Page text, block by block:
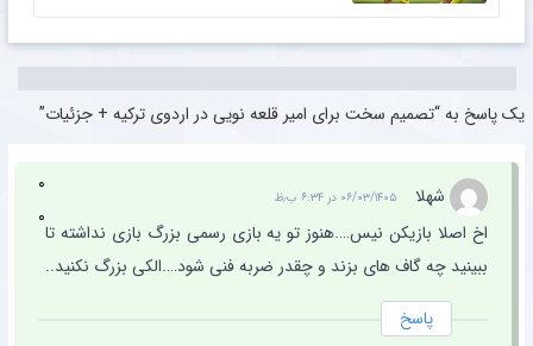
یک پاسخ به “تصمیم سخت برای امیر قلعه نویی در اردوی ترکیه + جزئیات”
شهلا ۰۶/۰۳/۱۴۰۵ در ۶:۳۴ ب٫ظ
۰
۰
اخ اصلا بازیکن نیس….هنوز تو یه بازی رسمی بزرگ بازی نداشته تا
ببینید چه گاف های بزند و چقدر ضربه فنی شود….الکی بزرگ نکنید..
پاسخ